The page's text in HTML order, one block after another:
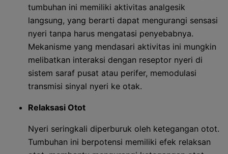
tumbuhan ini memiliki aktivitas analgesik
langsung, yang berarti dapat mengurangi sensasi
nyeri tanpa harus mengatasi penyebabnya.
Mekanisme yang mendasari aktivitas ini mungkin
melibatkan interaksi dengan reseptor nyeri di
sistem saraf pusat atau perifer, memodulasi
transmisi sinyal nyeri ke otak.
Relaksasi Otot
Nyeri seringkali diperburuk oleh ketegangan otot.
Tumbuhan ini berpotensi memiliki efek relaksan